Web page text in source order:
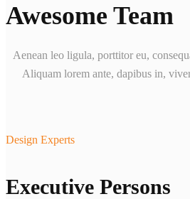
Awesome Team
Aenean leo ligula, porttitor eu,
Aliquam lorem ante, dapibus in,
Design Experts
Executive Persons